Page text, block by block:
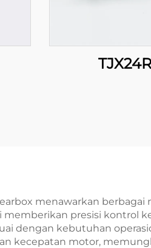
menawarkan
memberikan presisi kontrol
dengan kebutuhan
kecepatan motor,